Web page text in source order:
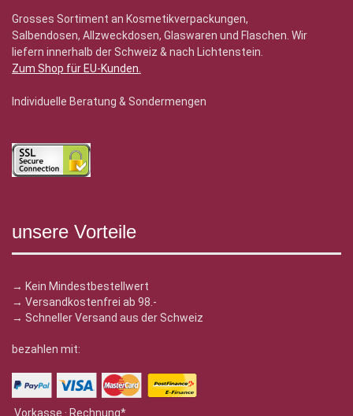
Grosses Sortiment an Kosmetikverpackungen,
Salbendosen, Allzweckdosen, Glaswaren und Flaschen. Wir
liefern innerhalb der Schweiz & nach Lichtenstein.
Zum Shop für EU-Kunden.
Individuelle Beratung & Sondermengen
unsere Vorteile
→ Kein Mindestbestellwert
→ Versandkostenfrei ab 98.-
→ Schneller Versand aus der Schweiz
bezahlen mit:
Vorkasse · Rechnung*